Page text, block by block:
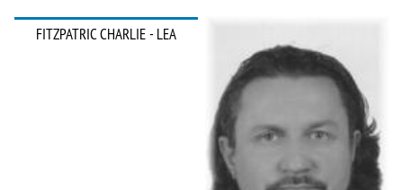
FITZPATRIC CHARLIE - LEA